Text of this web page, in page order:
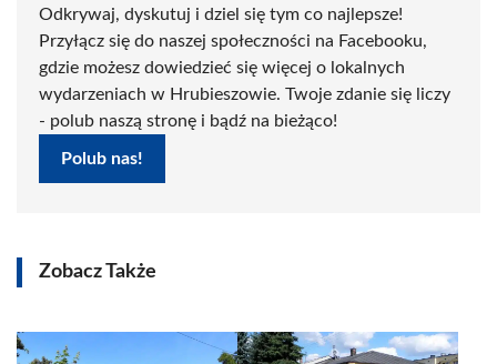
Odkrywaj, dyskutuj i dziel się tym co najlepsze!
Przyłącz się do naszej społeczności na Facebooku,
gdzie możesz dowiedzieć się więcej o lokalnych
wydarzeniach w Hrubieszowie. Twoje zdanie się liczy
- polub naszą stronę i bądź na bieżąco!
Polub nas!
Zobacz Także